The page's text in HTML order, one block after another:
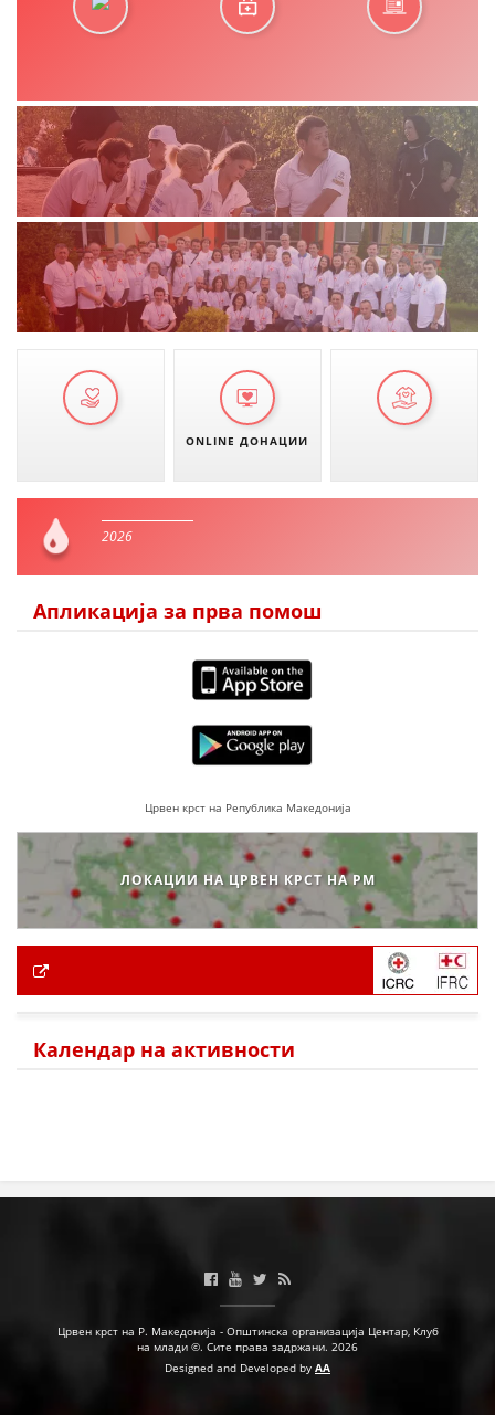
ONLINE ДОНАЦИИ
2026
Апликација за прва помош
Црвен крст на Република Македонија
ЛОКАЦИИ НА ЦРВЕН КРСТ НА РМ
Календар на активности
Црвен крст на Р. Македонија - Општинска организација Центар, Клуб
на млади ©. Сите права задржани. 2026
Designed and Developed by AA